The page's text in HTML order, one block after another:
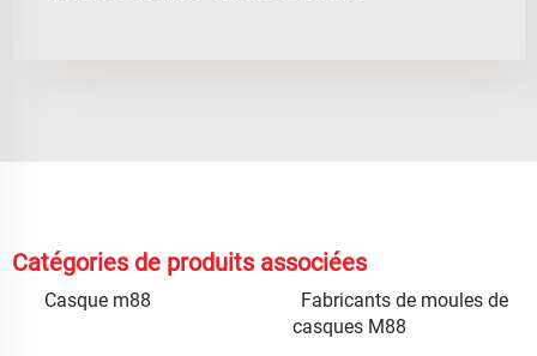
Catégories de produits associées
Casque m88
Fabricants de moules de
casques M88